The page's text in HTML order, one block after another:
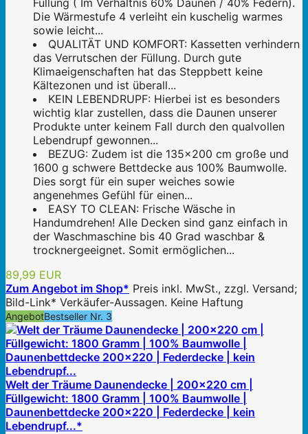
Füllung ( Im Verhältnis 60% Daunen / 40% Federn).
Die Wärmestufe 4 verleiht ein kuschelig warmes
sowie leicht...
QUALITÄT UND KOMFORT: Kassetten verhindern
das Verrutschen der Füllung. Durch gute
Klimaeigenschaften hat das Steppbett keine
Kältezonen und ist überall...
KEIN LEBENDRUPF: Hierbei ist es besonders
wichtig klar zustellen, dass die Daunen unserer
Produkte unter keinem Fall durch den qualvollen
Lebendrupf gewonnen...
BEZUG: Zudem ist die 135x200 cm große und
1600 g schwere Bettdecke aus 100% Baumwolle.
Dies sorgt für ein super weiches sowie
angenehmes Gefühl für einen...
EASY TO CLEAN: Frische Wäsche in
Handumdrehen! Alle Decken sind ganz einfach in
der Waschmaschine bis 40 Grad waschbar &
trocknergeeignet. Somit ermöglichen...
89,99 EUR
Zum Angebot im Shop* Preis inkl. MwSt., zzgl. Versand;
Bild-Link* Verkäufer-Aussagen. Keine Haftung
AngebotBestseller Nr. 3
Welt der Träume Daunendecke | 200x220 cm |
Füllgewicht: 1800 Gramm | 100% Baumwolle |
Daunenbettdecke 200x220 | Federdecke | kein
Lebendrupf...*